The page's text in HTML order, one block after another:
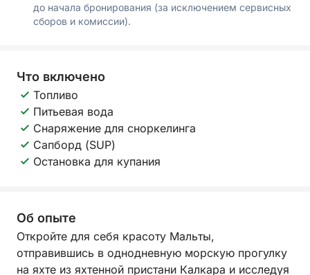
до начала бронирования (за исключением сервисных
сборов и комиссии).
Что включено
Топливо
Питьевая вода
Снаряжение для сноркелинга
Сапборд (SUP)
Остановка для купания
Об опыте
Откройте для себя красоту Мальты,
отправившись в однодневную морскую прогулку
на яхте из яхтенной пристани Калкара и исследуя